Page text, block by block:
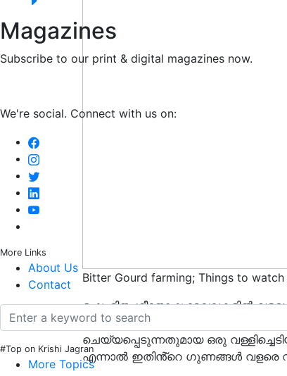
Magazines
Subscribe to our print & digital magazines now.
We're social. Connect with us on:
More Links
About Us
Contact
#Top on Krishi Jagran
More Topics
Bitter Gourd farming; Things to
ഉഷ്ണ, മിത-ശീതോഷ്ണ മേഖലകളിൽ
ഫലത്തിനായി ഏഷ്യ, ആഫ്രിക്ക,
ചെയ്യപ്പെടുന്നതുമായ ഒരു
എന്നാൽ ഇതിൻ്റെ ഗുണങ്ങൾ വളരെ